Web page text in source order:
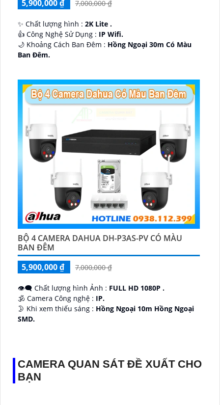
5,900,000 ₫ 7,000,000 ₫
✨ Chất lượng hình : 2K Lite .
👍 Công Nghệ Sử Dụng : IP Wifi.
🌙 Khoảng Cách Ban Đêm : Hồng Ngoại 30m Có Màu
Ban Ðêm.
BỘ 4 CAMERA DAHUA DH-P3AS-PV CÓ MÀU
BAN ĐÊM
5,900,000 ₫
7,000,000 ₫
👁️‍🗨 Chất lượng hình Ảnh : FULL HD 1080P .
🕉️ Camera Công nghệ : IP.
🌛 Khi xem thiếu sáng : Hồng Ngoại 10m Hồng Ngoại
SMD.
CAMERA QUAN SÁT ĐỀ XUẤT CHO
BẠN